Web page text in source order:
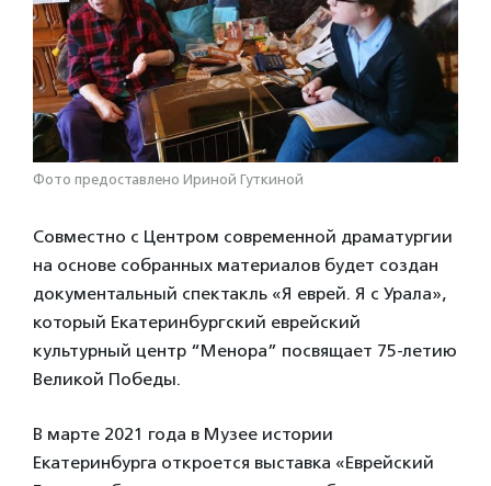
Фото предоставлено Ириной Гуткиной
Совместно с Центром современной драматургии
на основе собранных материалов будет создан
документальный спектакль «Я еврей. Я с Урала»,
который Екатеринбургский еврейский
культурный центр “Менора” посвящает 75-летию
Великой Победы.
В марте 2021 года в Музее истории
Екатеринбурга откроется выставка «Еврейский